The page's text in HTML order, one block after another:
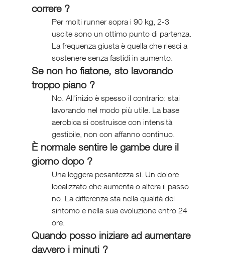
correre ?
Per molti runner sopra i 90 kg, 2-3
uscite sono un ottimo punto di partenza.
La frequenza giusta è quella che riesci a
sostenere senza fastidi in aumento.
Se non ho fiatone, sto lavorando
troppo piano ?
No. All'inizio è spesso il contrario: stai
lavorando nel modo più utile. La base
aerobica si costruisce con intensità
gestibile, non con affanno continuo.
È normale sentire le gambe dure il
giorno dopo ?
Una leggera pesantezza sì. Un dolore
localizzato che aumenta o altera il passo
no. La differenza sta nella qualità del
sintomo e nella sua evoluzione entro 24
ore.
Quando posso iniziare ad aumentare
davvero i minuti ?